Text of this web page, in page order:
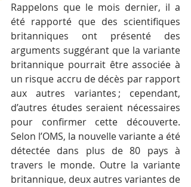
Rappelons que le mois dernier, il a
été rapporté que des scientifiques
britanniques ont présenté des
arguments suggérant que la variante
britannique pourrait être associée à
un risque accru de décès par rapport
aux autres variantes ; cependant,
d’autres études seraient nécessaires
pour confirmer cette découverte.
Selon l’OMS, la nouvelle variante a été
détectée dans plus de 80 pays à
travers le monde. Outre la variante
britannique, deux autres variantes de